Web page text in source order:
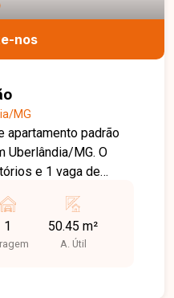
nos
MG
apartamento padrão
Uberlândia/MG. O
e 1 vaga de
de 50,45 m², o
busca um lar
Não perca a
1 50.45 m²
A. Útil